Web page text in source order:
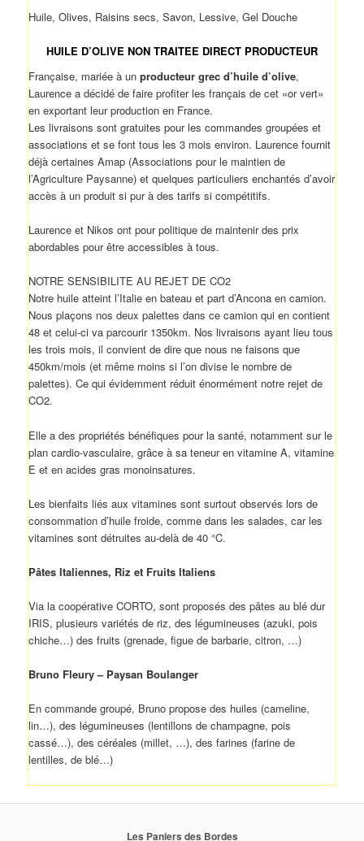
Huile, Olives, Raisins secs, Savon, Lessive, Gel Douche
HUILE D’OLIVE NON TRAITEE DIRECT PRODUCTEUR
Française, mariée à unproducteur grec d’huile d’olive,
Laurence a décidé de faire profiter les français de cet «or vert»
en exportant leur production en France.
Les livraisons sont gratuites pour les commandes groupées et
associations et se font tous les 3 mois environ. Laurence fournit
déjà certaines Amap (Associations pour le maintien de
l’Agriculture Paysanne) et quelques particuliers enchantés d’avoir
accès à un produit si pur à des tarifs si compétitifs.
Laurence et Nikos ont pour politique de maintenir des prix
abordables pour être accessibles à tous.
NOTRE SENSIBILITE AU REJET DE CO2
Notre huile atteint l’Italie en bateau et part d’Ancona en camion.
Nous plaçons nos deux palettes dans ce camion qui en contient
48 et celui-ci va parcourir 1350km. Nos livraisons ayant lieu tous
les trois mois, il convient de dire que nous ne faisons que
450km/mois (et même moins si l’on divise le nombre de
palettes). Ce qui évidemment réduit énormément notre rejet de
CO2.
Elle a des propriétés bénéfiques pour la santé, notamment sur le
plan cardio-vasculaire, grâce à sa teneur en vitamine A, vitamine
E et en acides gras monoinsatures.
Les bienfaits liés aux vitamines sont surtout observés lors de
consommation d’huile froide, comme dans les salades, car les
vitamines sont détruites au-delà de 40 °C.
Pâtes Italiennes, Riz et Fruits Italiens
Via la coopérative CORTO, sont proposés des pâtes au blé dur
IRIS, plusieurs variétés de riz, des légumineuses (azuki, pois
chiche…) des fruits (grenade, figue de barbarie, citron, …)
Bruno Fleury – Paysan Boulanger
En commande groupé, Bruno propose des huiles (cameline,
lin…), des légumineuses (lentillons de champagne, pois
cassé…), des céréales (millet, …), des farines (farine de
lentilles, de blé…)
Les Paniers des Bordes